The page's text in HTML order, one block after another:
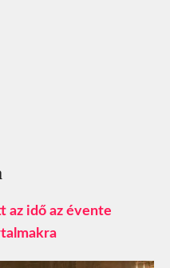
az idő az évente